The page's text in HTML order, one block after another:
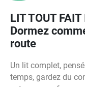
LIT TOUT
Dormez
route
Un lit complet,
temps, gardez du